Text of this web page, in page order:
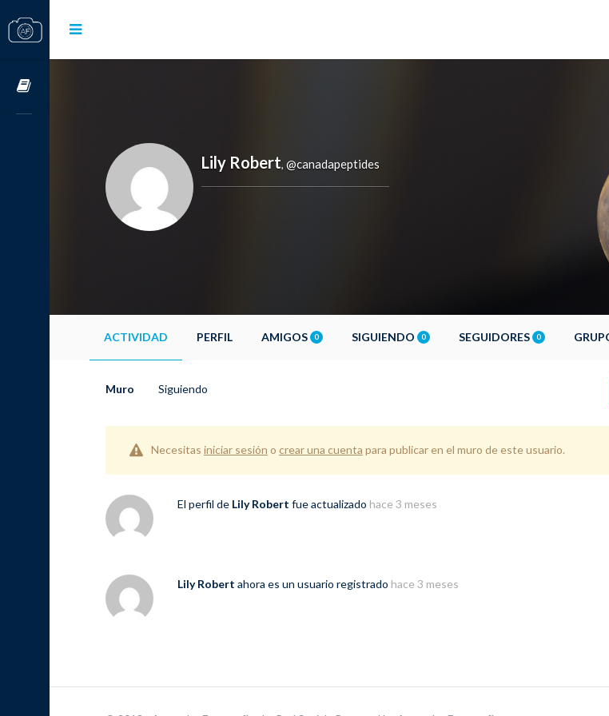
Lily Robert, @canadapeptides
ACTIVIDAD PERFIL AMIGOS 0 SIGUIENDO 0 SEGUIDORES 0
Muro Siguiendo
Necesitas iniciar sesión o crear una cuenta para publicar en el muro de este usuario.
El perfil de Lily Robert fue actualizado hace 3 meses
Lily Robert ahora es un usuario registrado hace 3 meses